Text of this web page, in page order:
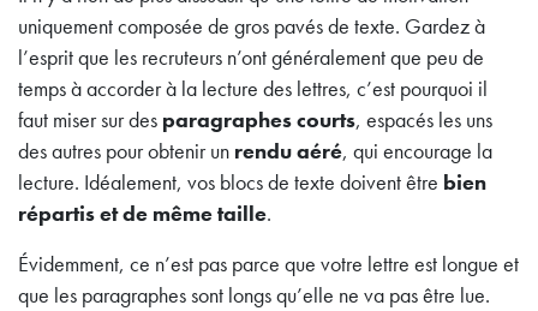
uniquement composée de gros pavés de texte. Gardez à
l’esprit que les recruteurs n’ont généralement que peu de
temps à accorder à la lecture des lettres, c’est pourquoi il
faut miser sur des paragraphes courts, espacés les uns
des autres pour obtenir un rendu aéré, qui encourage la
lecture. Idéalement, vos blocs de texte doivent être bien
répartis et de même taille.
Évidemment, ce n’est pas parce que votre lettre est longue et
que les paragraphes sont longs qu’elle ne va pas être lue.